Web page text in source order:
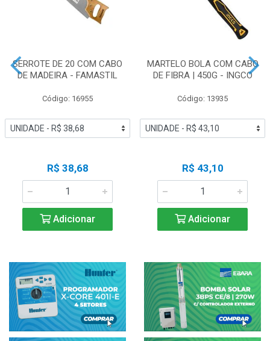
SERROTE DE 20 COM CABO
DE MADEIRA - FAMASTIL
Código: 16955
R$ 38,68
Adicionar
MARTELO BOLA COM CABO
DE FIBRA | 450G - INGCO
Código: 13935
R$ 43,10
Adicionar